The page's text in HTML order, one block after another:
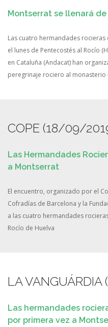
Montserrat se llenará
Las cuatro hermandades
el lunes de Pentecostés al Rocío
en Cataluña (Andacat) han
peregrinaje rociero al monasterio
COPE (18/09/
Las Hermandades
a Montserrat
El encuentro, organizado por el
Cofradías de Barcelona y la
a las cuatro hermandades
Rocío de Huelva
LA
Las hermandades
por primera vez a